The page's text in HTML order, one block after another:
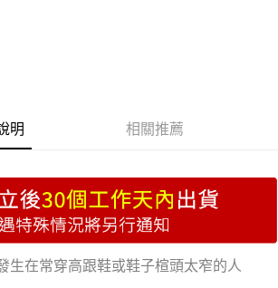
含以上)免運費
含以上)免運費
明 相關推薦
生在常穿高跟鞋或鞋子楦頭太窄的人